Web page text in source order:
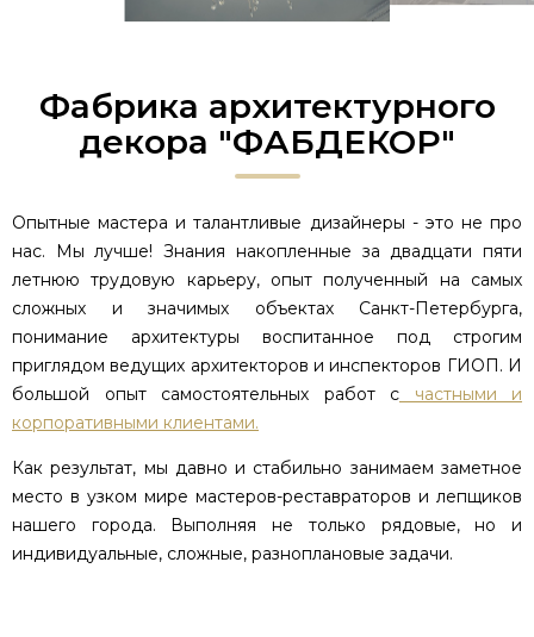
Фабрика архитектурного
декора "ФАБДЕКОР"
Опытные мастера и талантливые дизайнеры - это не про
нас. Мы лучше! Знания накопленные за двадцати пяти
летнюю трудовую карьеру, опыт полученный на самых
сложных и значимых объектах Санкт-Петербурга,
понимание архитектуры воспитанное под строгим
приглядом ведущих архитекторов и инспекторов ГИОП. И
большой опыт самостоятельных работ с частными и
корпоративными клиентами.
Как результат, мы давно и стабильно занимаем заметное
место в узком мире мастеров-реставраторов и лепщиков
нашего города. Выполняя не только рядовые, но и
индивидуальные, сложные, разноплановые задачи.